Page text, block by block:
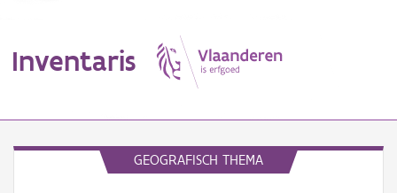
Inventaris
GEOGRAFISCH THEMA